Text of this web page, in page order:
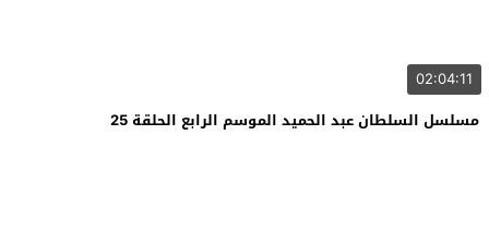
02:04:11
مسلسل السلطان عبد الحميد الموسم الرابع الحلقة 25